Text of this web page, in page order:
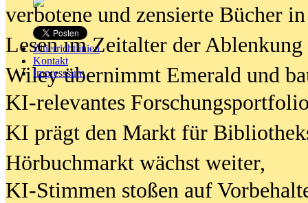
Zitierrichtlinien
Kontakt
Impresssum
verbotene und zensierte Bücher
Lesen im Zeitalter der Ablenkung
Wiley übernimmt Emerald und
KI-relevantes
KI prägt den Markt für
Hörbuchmarkt wächst weiter,
KI-Stimmen stoßen auf